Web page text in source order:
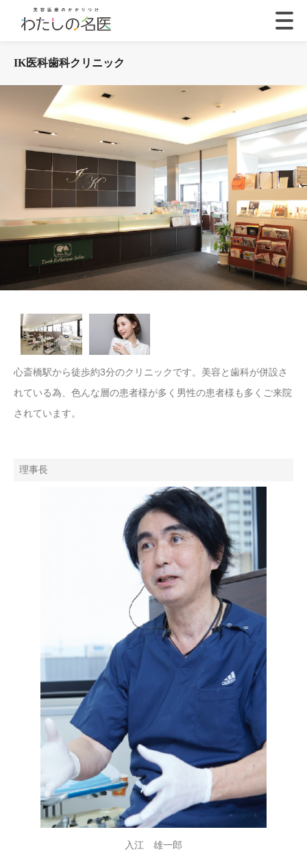
IK医科歯科クリニック
心斎橋駅から徒歩約3分のクリニックです。美容と歯科が併設さ
れている為、色んな層の患者様が多く男性の患者様も多くご来院
されています。
理事長
入江 雄一郎